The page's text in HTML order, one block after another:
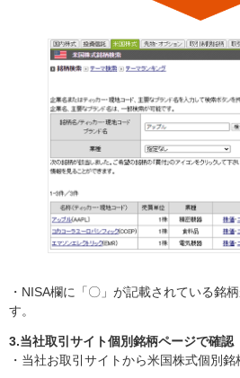
・NISA欄に「〇」が記載されている銘
す。
3.当社取引サイト個別銘柄ページで確認
・当社お取引サイトから米国株式個別